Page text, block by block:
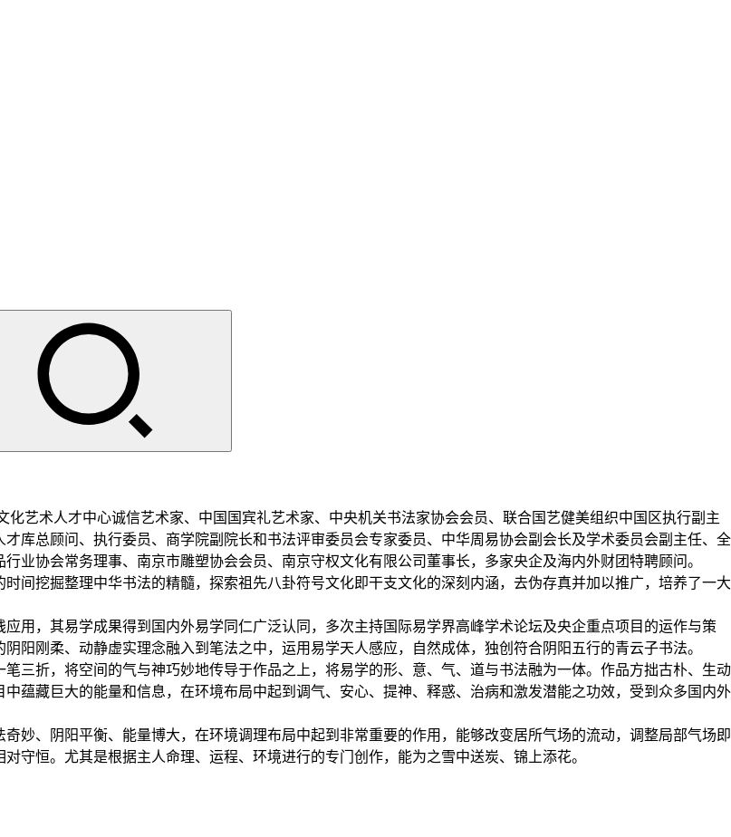
艺术人才中心诚信艺术家、中国国宾礼艺术家、中央机关书法家协会会员、联合国艺健美组织中国区执行副主
库总顾问、执行委员、商学院副院长和书法评审委员会专家委员、中华周易协会副会长及学术委员会副主任、全
业协会常务理事、南京市雕塑协会会员、南京守权文化有限公司董事长，多家央企及海内外财团特聘顾问。
间挖掘整理中华书法的精髓，探索祖先八卦符号文化即干支文化的深刻内涵，去伪存真并加以推广，培养了一大
用，其易学成果得到国内外易学同仁广泛认同，多次主持国际易学界高峰学术论坛及央企重点项目的运作与策
阳刚柔、动静虚实理念融入到笔法之中，运用易学天人感应，自然成体，独创符合阴阳五行的青云子书法。
三折，将空间的气与神巧妙地传导于作品之上，将易学的形、意、气、道与书法融为一体。作品方拙古朴、生动
蕴藏巨大的能量和信息，在环境布局中起到调气、安心、提神、释惑、治病和激发潜能之功效，受到众多国内外
妙、阴阳平衡、能量博大，在环境调理布局中起到非常重要的作用，能够改变居所气场的流动，调整局部气场即
守恒。尤其是根据主人命理、运程、环境进行的专门创作，能为之雪中送炭、锦上添花。